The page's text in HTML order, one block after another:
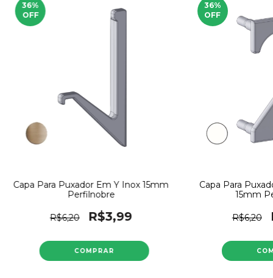
36%
OFF
Capa Para Puxador Em Y Inox 15mm
Perfilnobre
R$6,20 R$3,99
36%
OFF
Capa Para
15mm
R$6,20